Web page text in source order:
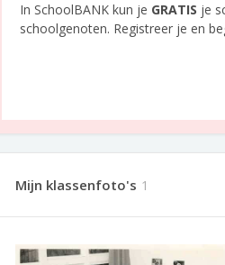
In SchoolBANK kun je GRATIS je
schoolgenoten. Registreer je en
Mijn klassenfoto's 1